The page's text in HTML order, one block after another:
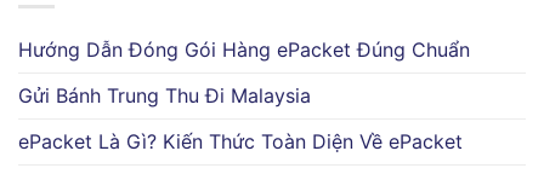
Hướng Dẫn Đóng Gói Hàng ePacket Đúng Chuẩn
Gửi Bánh Trung Thu Đi Malaysia
ePacket Là Gì? Kiến Thức Toàn Diện Về ePacket